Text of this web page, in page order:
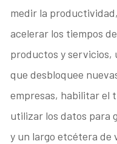
medir la
acelerar los tiempos
productos y servicios,
que desbloquee
empresas, habilitar el
utilizar los datos para
y un largo etcétera de